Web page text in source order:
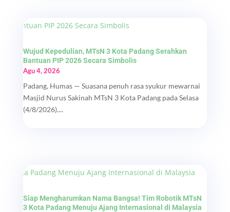
Wujud Kepedulian, MTsN 3 Kota Padang Serahkan
Bantuan PIP 2026 Secara Simbolis
Agu 4, 2026
Padang, Humas — Suasana penuh rasa syukur mewarnai
Masjid Nurus Sakinah MTsN 3 Kota Padang pada Selasa
(4/8/2026)....
Siap Mengharumkan Nama Bangsa! Tim Robotik MTsN
3 Kota Padang Menuju Ajang Internasional di Malaysia